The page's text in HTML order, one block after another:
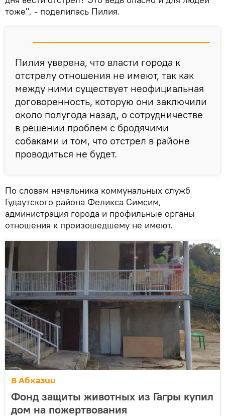
тоже", - поделилась Пилия.
Пилия уверена, что власти города к
отстрелу отношения не имеют, так как
между ними существует неофициальная
договоренность, которую они заключили
около полугода назад, о сотрудничестве
в решении проблем с бродячими
собаками и том, что отстрел в районе
проводиться не будет.
По словам начальника коммунальных служб
Гудаутского района Феликса Симсим,
администрация города и профильные органы
отношения к произошедшему не имеют.
В Абхазии
Фонд защиты животных из Гагры купил
дом на пожертвования